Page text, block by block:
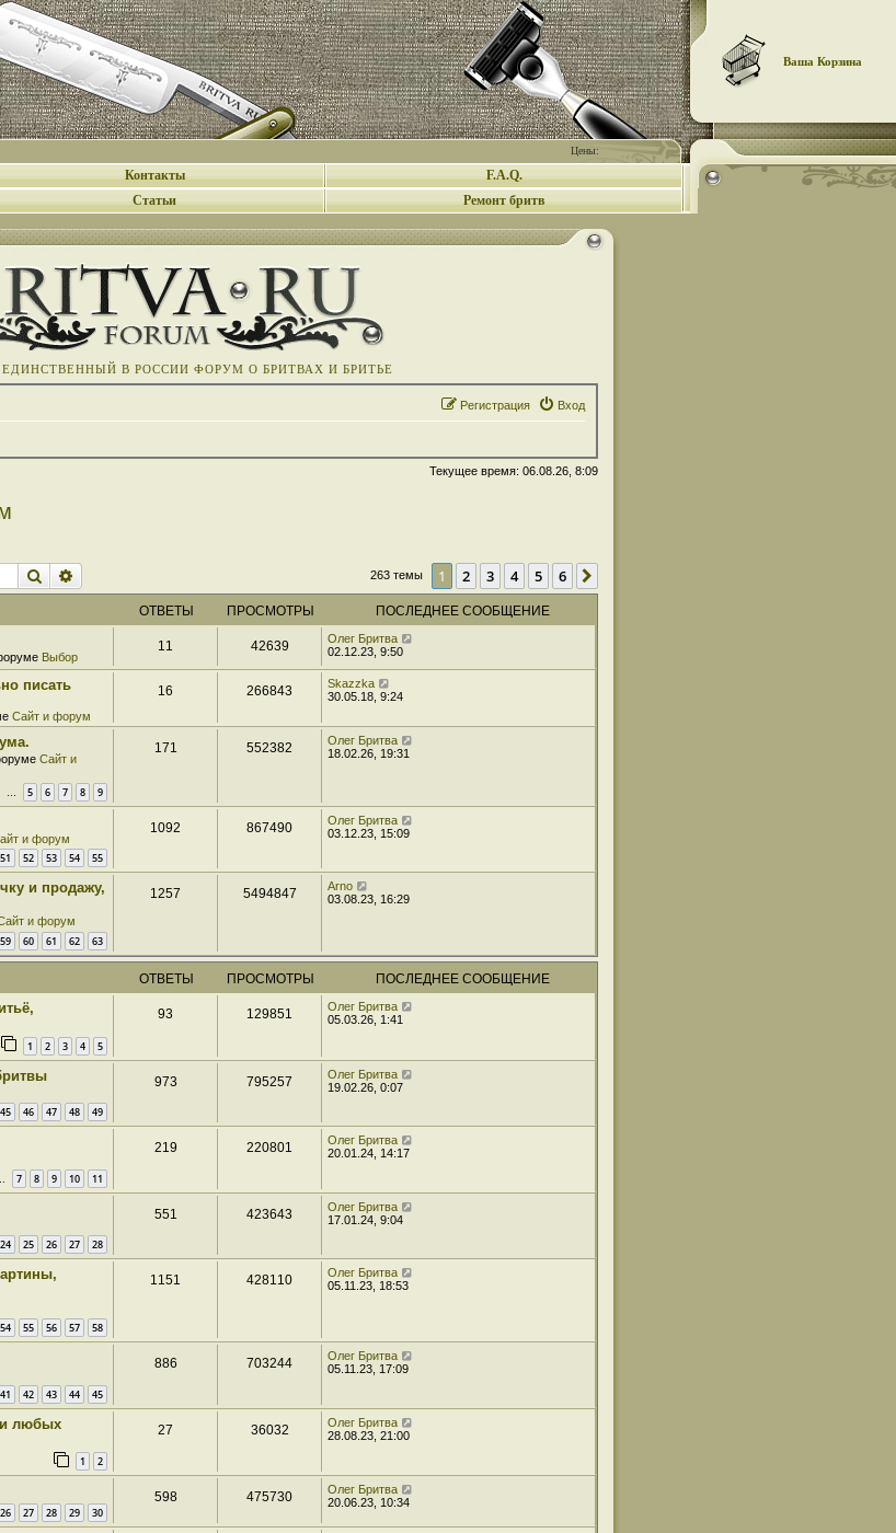
Цены:
Ваша Корзина
Контакты
F.A.Q.
Статьи Ремонт бритв
В РОССИИ ФОРУМ О БРИТВАХ И БРИТЬЕ
Вход
Регистрация
Текущее время: 06.08.26, 8:09
Поиск 263 темы 1 2 3 4 5 6
ОТВЕТЫ ПРОСМОТРЫ ПОСЛЕДНЕЕ СООБЩЕНИЕ
Выбор
11 42639
Олег Бритва
02.12.23, 9:50
писать
Сайт и форум
16 266843
Skazzka
30.05.18, 9:24
Сайт и
… 5 6 7 8 9
171 552382
Олег Бритва
18.02.26, 19:31
и форум
51 52 53 54 55
1092 867490
Олег Бритва
03.12.23, 15:09
и продажу,
и форум
59 60 61 62 63
1257 5494847
Arno
03.08.23, 16:29
ОТВЕТЫ ПРОСМОТРЫ ПОСЛЕДНЕЕ СООБЩЕНИЕ
1 2 3 4 5
93 129851
Олег Бритва
05.03.26, 1:41
45 46 47 48 49
973 795257
Олег Бритва
19.02.26, 0:07
7 8 9 10 11
219 220801
Олег Бритва
20.01.24, 14:17
24 25 26 27 28
551 423643
Олег Бритва
17.01.24, 9:04
54 55 56 57 58
1151 428110
Олег Бритва
05.11.23, 18:53
41 42 43 44 45
886 703244
Олег Бритва
05.11.23, 17:09
любых
1 2
27 36032
Олег Бритва
28.08.23, 21:00
26 27 28 29 30
598 475730
Олег Бритва
20.06.23, 10:34